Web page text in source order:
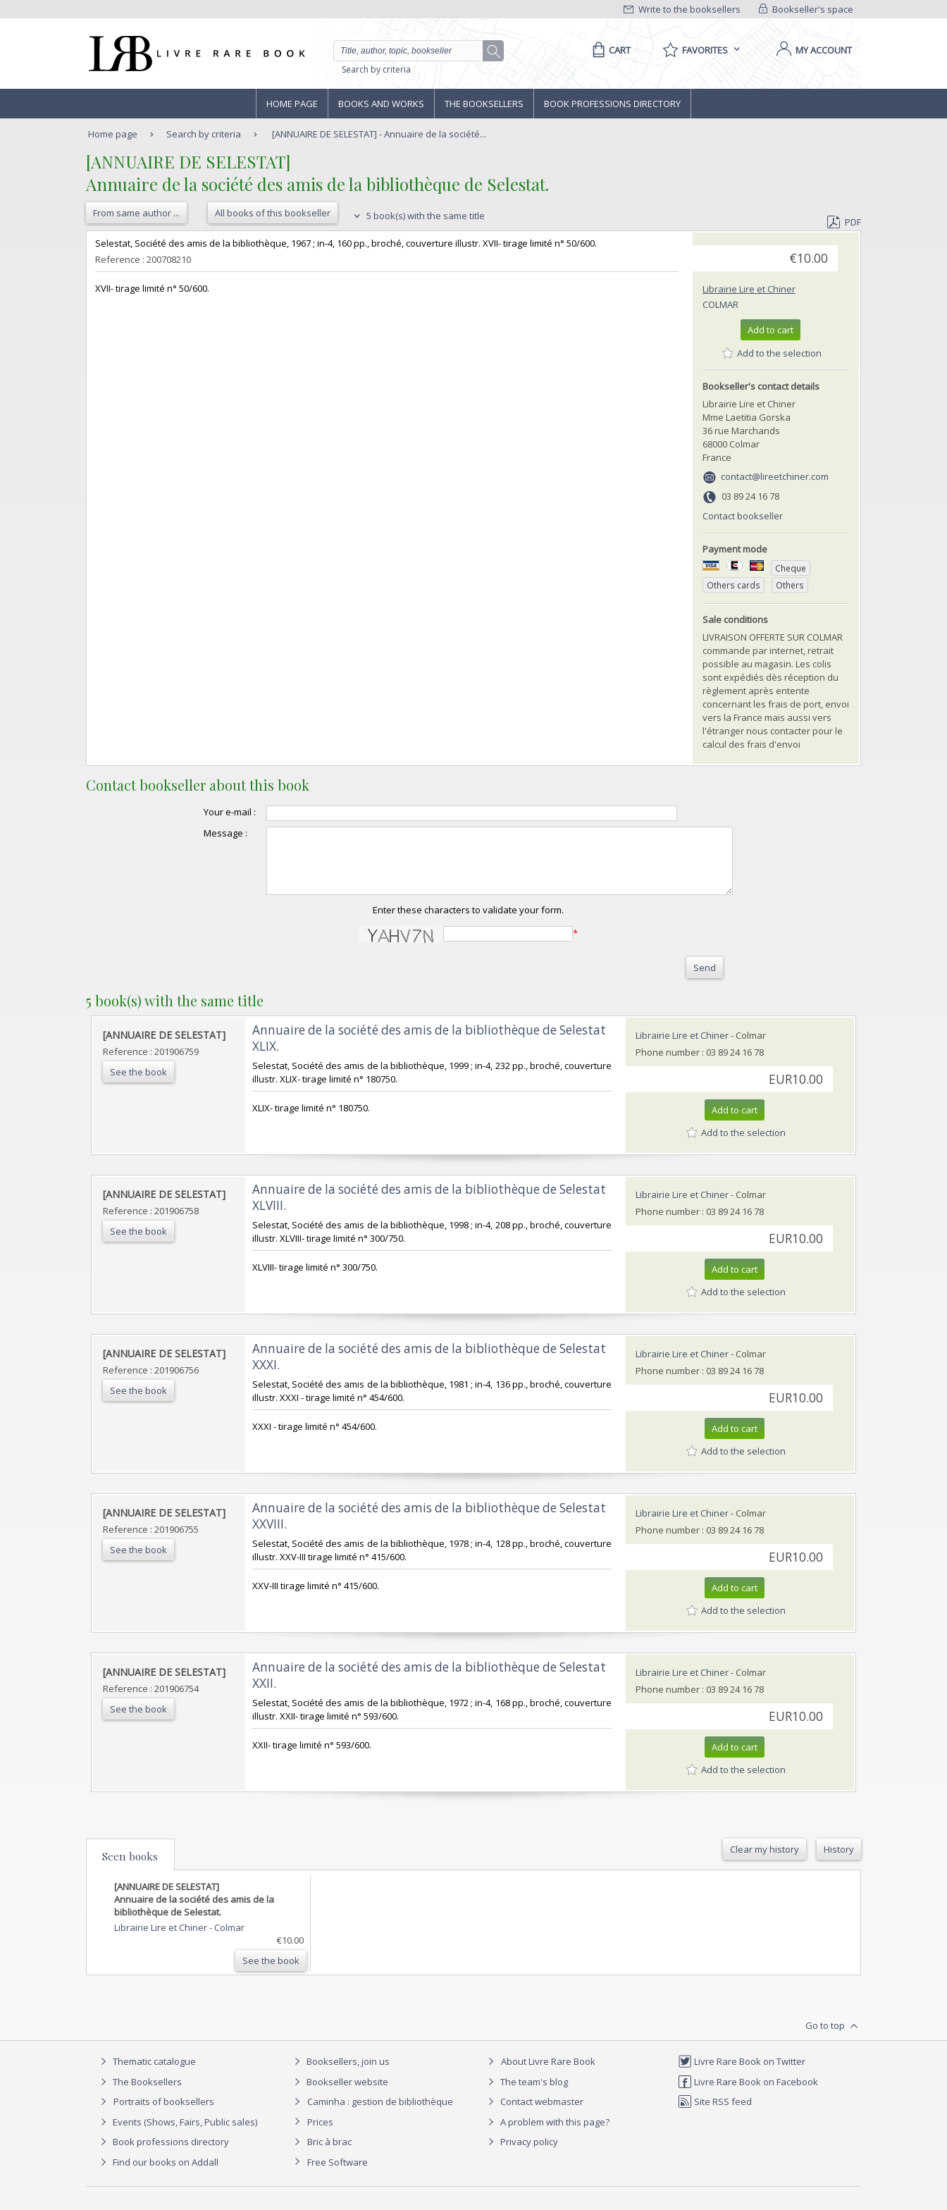
Bookseller's space
Write to the booksellers
Search by criteria
CART FAVORITES MY ACCOUNT
HOME PAGE BOOKS AND WORKS THE BOOKSELLERS BOOK PROFESSIONS DIRECTORY
Home page Search by criteria [ANNUAIRE DE SELESTAT] - Annuaire de la société...
‎[ANNUAIRE DE SELESTAT]‎
‎Annuaire de la société des amis de la bibliothèque de Selestat. ‎
From same author ... All books of this bookseller 5 book(s) with the same title
PDF
‎Selestat, Société des amis de la bibliothèque, 1967 ; in-4, 160 pp., broché, couverture illustr. XVII- tirage limité n° 50/600.‎
Reference : 200708210
‎XVII- tirage limité n° 50/600.‎
€10.00
Librairie Lire et Chiner
COLMAR
Add to cart
Add to the selection
Bookseller's contact details
Librairie Lire et Chiner
Mme Laetitia Gorska
36 rue Marchands
68000 Colmar
France
contact@lireetchiner.com
03 89 24 16 78
Contact bookseller
Payment mode
Cheque
Others cards
Others
Sale conditions
LIVRAISON OFFERTE SUR COLMAR
commande par internet, retrait
possible au magasin. Les colis
sont expédiés dès réception du
règlement après entente
concernant les frais de port, envoi
vers la France mais aussi vers
l'étranger nous contacter pour le
calcul des frais d'envoi
Contact bookseller about this book
Your e-mail :
Message :
Enter these characters to validate your form.
*
Send
5 book(s) with the same title
‎[ANNUAIRE DE SELESTAT]‎
Reference : 201906759
See the book
‎Annuaire de la société des amis de la bibliothèque de Selestat
XLIX. ‎
‎Selestat, Société des amis de la bibliothèque, 1999 ; in-4, 232 pp., broché, couverture
illustr. XLIX- tirage limité n° 180750.‎
‎XLIX- tirage limité n° 180750.‎
Librairie Lire et Chiner- Colmar
Phone number : 03 89 24 16 78
EUR10.00
Add to cart
Add to the selection
‎[ANNUAIRE DE SELESTAT]‎
Reference : 201906758
See the book
‎Annuaire de la société des amis de la bibliothèque de Selestat
XLVIII. ‎
‎Selestat, Société des amis de la bibliothèque, 1998 ; in-4, 208 pp., broché, couverture
illustr. XLVIII- tirage limité n° 300/750.‎
‎XLVIII- tirage limité n° 300/750.‎
Librairie Lire et Chiner- Colmar
Phone number : 03 89 24 16 78
EUR10.00
Add to cart
Add to the selection
‎[ANNUAIRE DE SELESTAT]‎
Reference : 201906756
See the book
‎Annuaire de la société des amis de la bibliothèque de Selestat
XXXI. ‎
‎Selestat, Société des amis de la bibliothèque, 1981 ; in-4, 136 pp., broché, couverture
illustr. XXXI - tirage limité n° 454/600.‎
‎XXXI - tirage limité n° 454/600.‎
Librairie Lire et Chiner- Colmar
Phone number : 03 89 24 16 78
EUR10.00
Add to cart
Add to the selection
‎[ANNUAIRE DE SELESTAT]‎
Reference : 201906755
See the book
‎Annuaire de la société des amis de la bibliothèque de Selestat
XXVIII. ‎
‎Selestat, Société des amis de la bibliothèque, 1978 ; in-4, 128 pp., broché, couverture
illustr. XXV-III tirage limité n° 415/600.‎
‎XXV-III tirage limité n° 415/600.‎
Librairie Lire et Chiner- Colmar
Phone number : 03 89 24 16 78
EUR10.00
Add to cart
Add to the selection
‎[ANNUAIRE DE SELESTAT]‎
Reference : 201906754
See the book
‎Annuaire de la société des amis de la bibliothèque de Selestat
XXII. ‎
‎Selestat, Société des amis de la bibliothèque, 1972 ; in-4, 168 pp., broché, couverture
illustr. XXII- tirage limité n° 593/600.‎
‎XXII- tirage limité n° 593/600.‎
Librairie Lire et Chiner- Colmar
Phone number : 03 89 24 16 78
EUR10.00
Add to cart
Add to the selection
Seen books Clear my history History
[ANNUAIRE DE SELESTAT]
Annuaire de la société des amis de la
bibliothèque de Selestat.
Librairie Lire et Chiner- Colmar
€10.00
See the book
Go to top
Thematic catalogue
The Booksellers
Portraits of booksellers
Events (Shows, Fairs, Public sales)
Book professions directory
Find our books on Addall
Booksellers, join us
Bookseller website
Caminha : gestion de bibliothèque
Prices
Bric à brac
Free Software
About Livre Rare Book
The team's blog
Contact webmaster
A problem with this page?
Privacy policy
Livre Rare Book on Twitter
Livre Rare Book on Facebook
Site RSS feed